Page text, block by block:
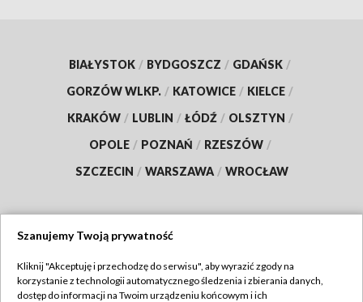
BIAŁYSTOK / BYDGOSZCZ / GDAŃSK /
GORZÓW WLKP. / KATOWICE / KIELCE /
KRAKÓW / LUBLIN / ŁÓDŹ / OLSZTYN /
OPOLE / POZNAŃ / RZESZÓW /
SZCZECIN / WARSZAWA / WROCŁAW
TVP
Szanujemy Twoją prywatność
Kliknij "Akceptuję i przechodzę do serwisu", aby wyrazić zgody na
korzystanie z technologii automatycznego śledzenia i zbierania danych,
dostęp do informacji na Twoim urządzeniu końcowym i ich